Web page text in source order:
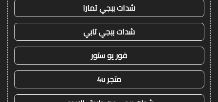
شدات ببجي تمارا
شدات ببجي تابي
فور يو ستور
متجر 4u